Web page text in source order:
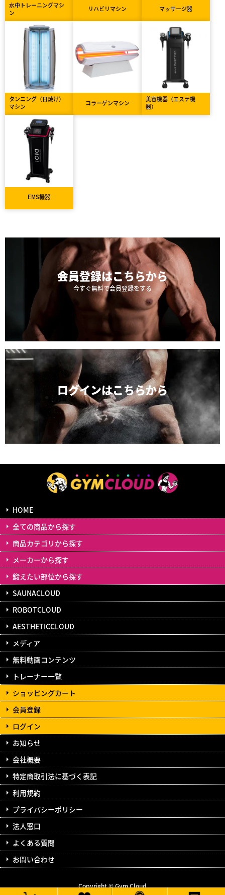
水中トレーニングマシ
ン
リハビリマシン マッサージ器
タンニング（日焼け）
マシン
コラーゲンマシン
美容機器（エステ機
器）
EMS機器
会員登録はこちらから
今すぐ無料で会員登録をする
ログインはこちらから
HOME
全ての商品から探す
商品カテゴリから探す
メーカーから探す
鍛えたい部位から探す
SAUNACLOUD
ROBOTCLOUD
AESTHETICCLOUD
メディア
無料動画コンテンツ
トレーナー一覧
ショッピングカート
会員登録
ログイン
お知らせ
会社概要
特定商取引法に基づく表記
利用規約
プライバシーポリシー
法人窓口
よくある質問
お問い合わせ
Copyright © Gym Cloud